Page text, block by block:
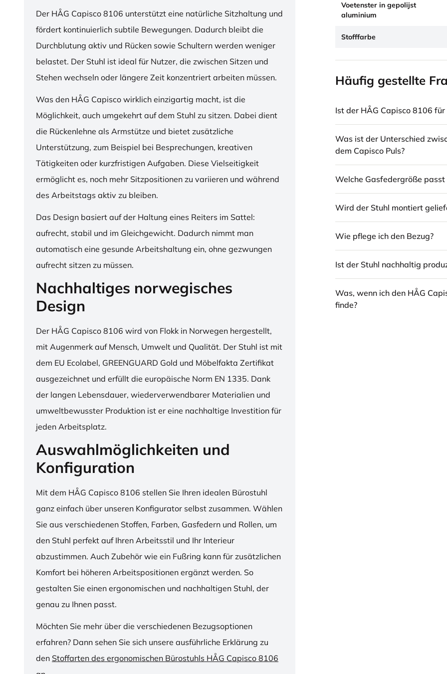
Der HÅG Capisco 8106 unterstützt eine natürliche Sitzhaltung und
fördert kontinuierlich subtile Bewegungen. Dadurch bleibt die
Durchblutung aktiv und Rücken sowie Schultern werden weniger
belastet. Der Stuhl ist ideal für Nutzer, die zwischen Sitzen und
Stehen wechseln oder längere Zeit konzentriert arbeiten müssen.
Was den HÅG Capisco wirklich einzigartig macht, ist die
Möglichkeit, auch umgekehrt auf dem Stuhl zu sitzen. Dabei dient
die Rückenlehne als Armstütze und bietet zusätzliche
Unterstützung, zum Beispiel bei Besprechungen, kreativen
Tätigkeiten oder kurzfristigen Aufgaben. Diese Vielseitigkeit
ermöglicht es, noch mehr Sitzpositionen zu variieren und während
des Arbeitstags aktiv zu bleiben.
Das Design basiert auf der Haltung eines Reiters im Sattel:
aufrecht, stabil und im Gleichgewicht. Dadurch nimmt man
automatisch eine gesunde Arbeitshaltung ein, ohne gezwungen
aufrecht sitzen zu müssen.
Nachhaltiges norwegisches
Design
Der HÅG Capisco 8106 wird von Flokk in Norwegen hergestellt,
mit Augenmerk auf Mensch, Umwelt und Qualität. Der Stuhl ist mit
dem EU Ecolabel, GREENGUARD Gold und Möbelfakta Zertifikat
ausgezeichnet und erfüllt die europäische Norm EN 1335. Dank
der langen Lebensdauer, wiederverwendbarer Materialien und
umweltbewusster Produktion ist er eine nachhaltige Investition für
jeden Arbeitsplatz.
Auswahlmöglichkeiten und
Konfiguration
Mit dem HÅG Capisco 8106 stellen Sie Ihren idealen Bürostuhl
ganz einfach über unseren Konfigurator selbst zusammen. Wählen
Sie aus verschiedenen Stoffen, Farben, Gasfedern und Rollen, um
den Stuhl perfekt auf Ihren Arbeitsstil und Ihr Interieur
abzustimmen. Auch Zubehör wie ein Fußring kann für zusätzlichen
Komfort bei höheren Arbeitspositionen ergänzt werden. So
gestalten Sie einen ergonomischen und nachhaltigen Stuhl, der
genau zu Ihnen passt.
Möchten Sie mehr über die verschiedenen Bezugsoptionen
erfahren? Dann sehen Sie sich unsere ausführliche Erklärung zu
den Stoffarten des ergonomischen Bürostuhls HÅG Capisco 8106
Voetenster in gepolijst
aluminium
Stofffarbe
Häufig gestellte
Ist der HÅG Capisco 8106
Was ist der Unterschied
dem Capisco Puls?
Welche Gasfedergröße passt
Wird der Stuhl montiert
Wie pflege ich den Bezug?
Ist der Stuhl nachhaltig
Was, wenn ich den HÅG
finde?